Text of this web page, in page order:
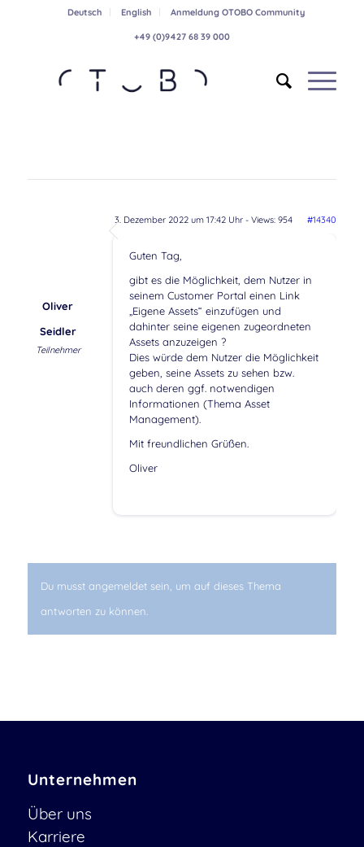
Deutsch English Anmeldung OTOBO Community
+49 (0)9427 68 39 000
3. Dezember 2022 um 17:42 Uhr- Views: 954 #14340
Oliver
Seidler
Teilnehmer
Guten Tag,
gibt es die Möglichkeit, dem Nutzer in
seinem Customer Portal einen Link
„Eigene Assets“ einzufügen und
dahinter seine eigenen zugeordneten
Assets anzuzeigen ?
Dies würde dem Nutzer die Möglichkeit
geben, seine Assets zu sehen bzw.
auch deren ggf. notwendigen
Informationen (Thema Asset
Management).
Mit freundlichen Grüßen.
Oliver
Du musst angemeldet sein, um auf dieses Thema
antworten zu können.
Unternehmen
Über uns
Karriere